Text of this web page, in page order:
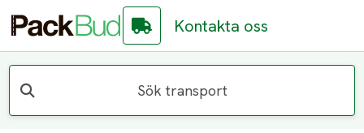
Kontakta oss
Sök transport